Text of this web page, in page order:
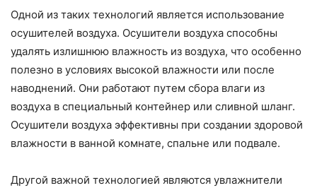
Одной из таких технологий является использование
осушителей воздуха. Осушители воздуха способны
удалять излишнюю влажность из воздуха, что особенно
полезно в условиях высокой влажности или после
наводнений. Они работают путем сбора влаги из
воздуха в специальный контейнер или сливной шланг.
Осушители воздуха эффективны при создании здоровой
влажности в ванной комнате, спальне или подвале.
Другой важной технологией являются увлажнители